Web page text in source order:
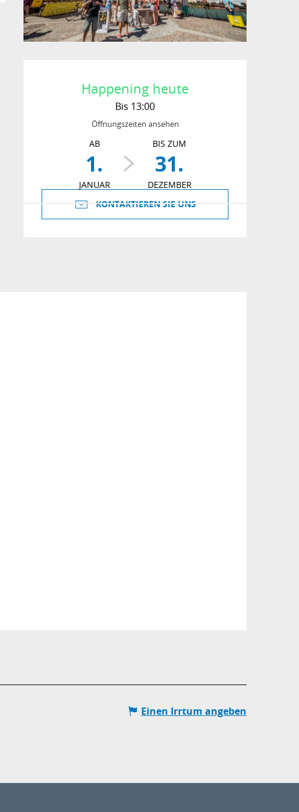
Öffnungszeiten &
Happening heute
Bis 13:00
Öffnungszeiten ansehen
AB
1.
JANUAR
BIS ZUM
31.
DEZEMBER
KONTAKTIEREN SIE UNS
Einen Irrtum angeben